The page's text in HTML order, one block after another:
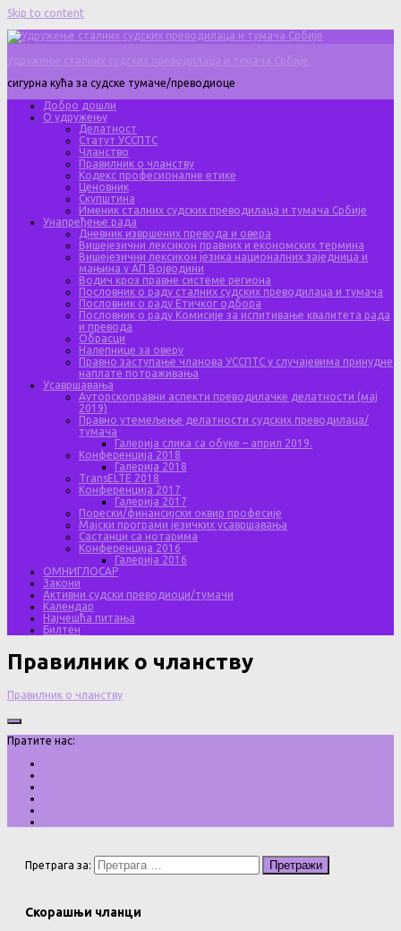
Skip to content
Удружење сталних судских преводилаца и тумача Србије
сигурна кућа за судске тумаче/преводиоце
Добро дошли
О удружењу
Делатност
Статут УССПТС
Чланство
Правилник о чланству
Кодекс професионалне етике
Ценовник
Скупштина
Именик сталних судских преводилаца и тумача Србије
Унапређење рада
Дневник извршених превода и овера
Вишејезични лексикон правних и економских термина
Вишејезични лексикон језика националних заједница и
мањина у АП Војводини
Водич кроз правне системе региона
Пословник о раду сталних судских преводилаца и тумача
Пословник о раду Етичког одбора
Пословник о раду Комисије за испитивање квалитета рада
и превода
Обрасци
Налепнице за оверу
Правно заступање чланова УССПТС у случајевима принудне
наплате потраживања
Усавршавања
Ауторскоправни аспекти преводилачке делатности (мај
2019)
Правно утемељење делатности судских преводилаца/
тумача
Галерија слика са обуке – април 2019.
Конференција 2018
Галерија 2018
TransELTE 2018
Конференција 2017
Галерија 2017
Порески/финансијски оквир професије
Мајски програми језичких усавршавања
Састанци са нотарима
Конференција 2016
Галерија 2016
ОМНИГЛОСАР
Закони
Активни судски преводиоци/тумачи
Календар
Најчешћа питања
Билтен
Правилник о чланству
Правилник о чланству
Пратите нас:
Претрага за:
Скорашњи чланци